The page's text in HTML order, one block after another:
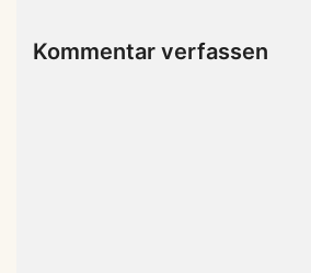
Kommentar verfassen